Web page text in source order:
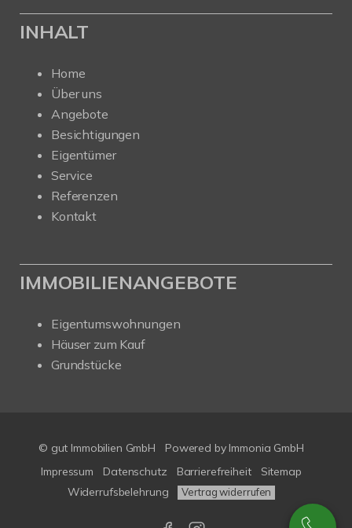
INHALT
Home
Über uns
Angebote
Besichtigungen
Eigentümer
Service
Referenzen
Kontakt
IMMOBILIENANGEBOTE
Eigentumswohnungen
Häuser zum Kauf
Grundstücke
© gut Immobilien GmbH Powered by Immonia GmbH
Impressum
Datenschutz Barrierefreiheit
Sitemap
Widerrufsbelehrung
Vertrag widerrufen